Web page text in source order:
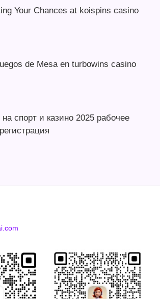
Your Chances at koispins casino
de Mesa en turbowins casino
спорт и казино 2025 рабочее